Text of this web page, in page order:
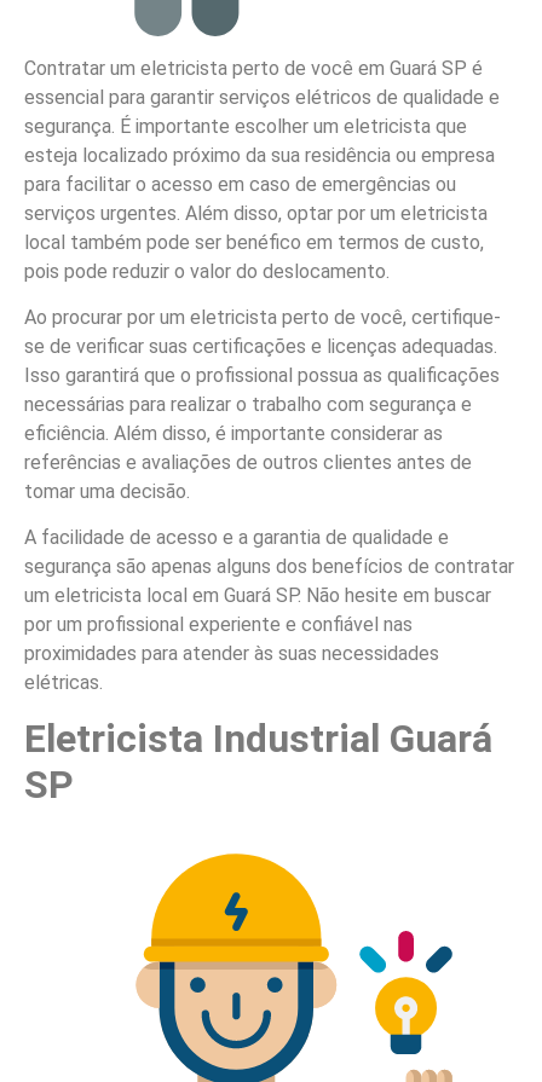
Contratar um eletricista perto de você em Guará SP é
essencial para garantir serviços elétricos de qualidade e
segurança. É importante escolher um eletricista que
esteja localizado próximo da sua residência ou empresa
para facilitar o acesso em caso de emergências ou
serviços urgentes. Além disso, optar por um eletricista
local também pode ser benéfico em termos de custo,
pois pode reduzir o valor do deslocamento.
Ao procurar por um eletricista perto de você, certifique-
se de verificar suas certificações e licenças adequadas.
Isso garantirá que o profissional possua as qualificações
necessárias para realizar o trabalho com segurança e
eficiência. Além disso, é importante considerar as
referências e avaliações de outros clientes antes de
tomar uma decisão.
A facilidade de acesso e a garantia de qualidade e
segurança são apenas alguns dos benefícios de contratar
um eletricista local em Guará SP. Não hesite em buscar
por um profissional experiente e confiável nas
proximidades para atender às suas necessidades
elétricas.
Eletricista Industrial Guará
SP